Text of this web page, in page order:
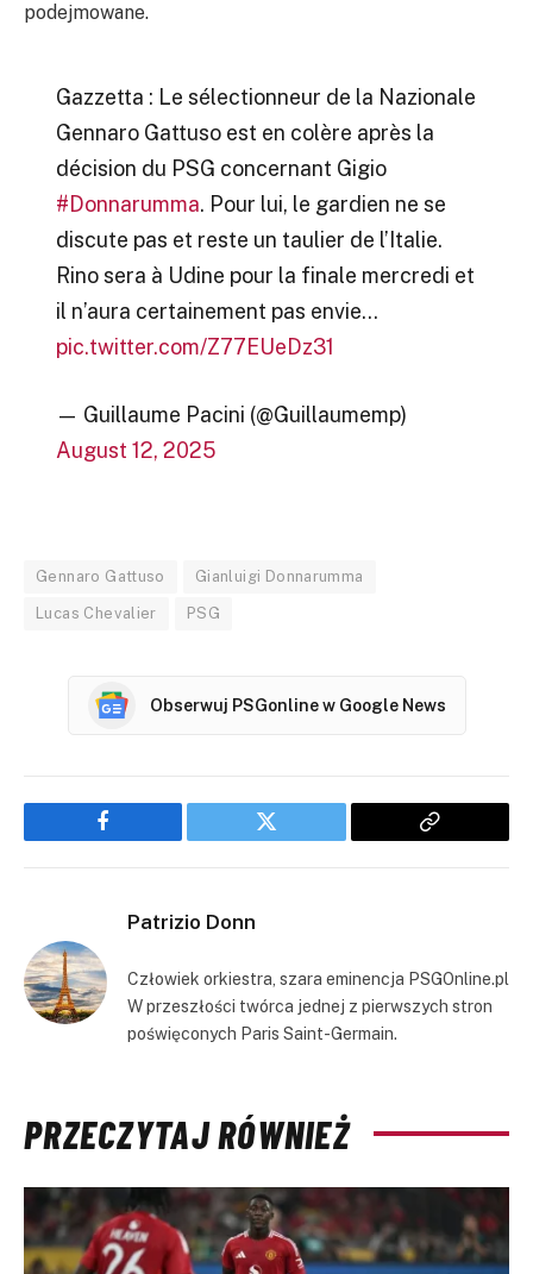
podejmowane.
Gazzetta : Le sélectionneur de la Nazionale
Gennaro Gattuso est en colère après la
décision du PSG concernant Gigio
#Donnarumma. Pour lui, le gardien ne se
discute pas et reste un taulier de l’Italie.
Rino sera à Udine pour la finale mercredi et
il n’aura certainement pas envie…
pic.twitter.com/Z77EUeDz31
— Guillaume Pacini (@Guillaumemp)
August 12, 2025
Gennaro Gattuso Gianluigi Donnarumma
Lucas Chevalier PSG
Obserwuj PSGonline w Google News
Facebook Twitter
Copy
Patrizio Donn
Człowiek orkiestra, szara eminencja PSGOnline.pl
W przeszłości twórca jednej z pierwszych stron
poświęconych Paris Saint-Germain.
PRZECZYTAJ RÓWNIEŻ